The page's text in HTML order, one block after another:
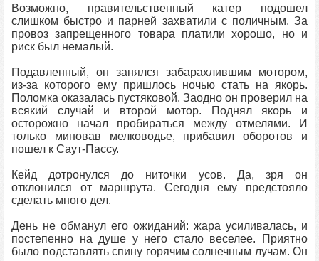
Возможно, правительственный катер подошел
слишком быстро и парней захватили с поличным. За
провоз запрещенного товара платили хорошо, но и
риск был немалый.
Подавленный, он занялся забарахлившим мотором,
из-за которого ему пришлось ночью стать на якорь.
Поломка оказалась пустяковой. Заодно он проверил на
всякий случай и второй мотор. Поднял якорь и
осторожно начал пробираться между отмелями. И
только миновав мелководье, прибавил оборотов и
пошел к Саут-Пассу.
Кейд дотронулся до ниточки усов. Да, зря он
отклонился от маршрута. Сегодня ему предстояло
сделать много дел.
День не обманул его ожиданий: жара усиливалась, и
постепенно на душе у него стало веселее. Приятно
было подставлять спину горячим солнечным лучам. Он